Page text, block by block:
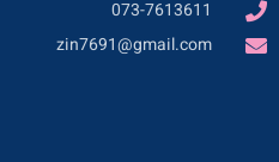
073-7613611
zin7691@gmail.com